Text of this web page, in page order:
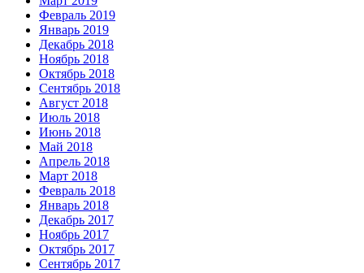
Февраль 2019
Январь 2019
Декабрь 2018
Ноябрь 2018
Октябрь 2018
Сентябрь 2018
Август 2018
Июль 2018
Июнь 2018
Май 2018
Апрель 2018
Март 2018
Февраль 2018
Январь 2018
Декабрь 2017
Ноябрь 2017
Октябрь 2017
Сентябрь 2017